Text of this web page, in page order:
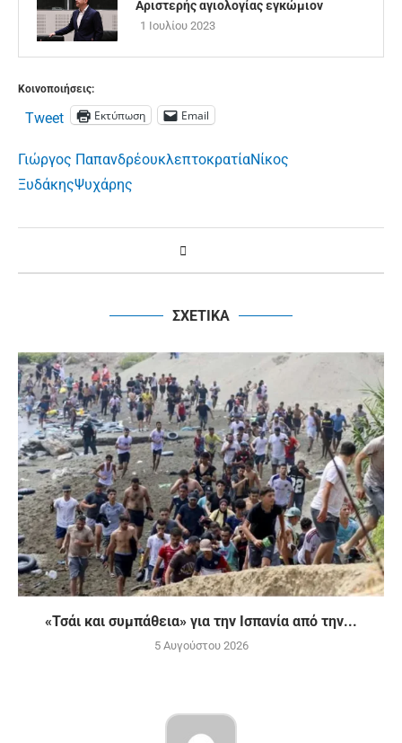
Αριστερής αγιολογίας εγκώμιον
1 Ιουλίου 2023
Κοινοποιήσεις:
Tweet Εκτύπωση Email
Γιώργος ΠαπανδρέουκλεπτοκρατίαΝίκος
ΞυδάκηςΨυχάρης
ΣΧΕΤΙΚΑ
«Τσάι και συμπάθεια» για την Ισπανία από την...
5 Αυγούστου 2026